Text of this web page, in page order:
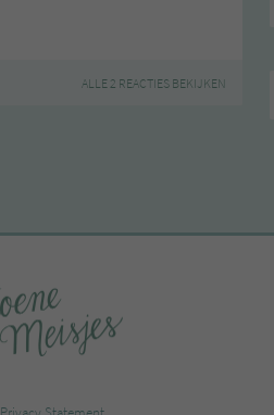
ALLE 2 REACTIES BEKIJKEN